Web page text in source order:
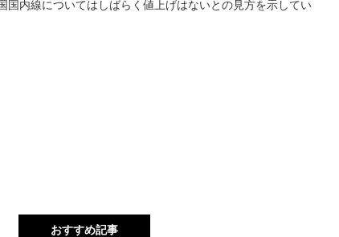
内線についてはしばらく値上げはないとの見方を示してい
おすすめ記事